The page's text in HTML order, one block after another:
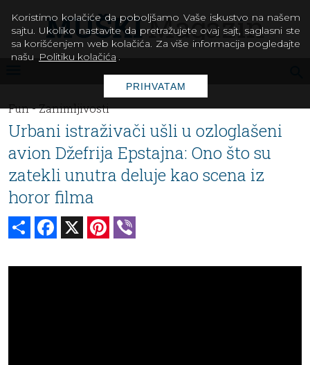
Fun -Zanimljivosti
Urbani istraživači ušli u ozloglašeni
avion Džefrija Epstajna: Ono što su
zatekli unutra deluje kao scena iz
horor filma
Share Facebook Pinterest
Koristimo kolačiće da poboljšamo Vaše iskustvo na našem
sajtu. Ukoliko nastavite da pretražujete ovaj sajt, saglasni ste
sa korišćenjem web kolačića. Za više informacija pogledajte
našu Politiku kolačića .
PRIHVATAM